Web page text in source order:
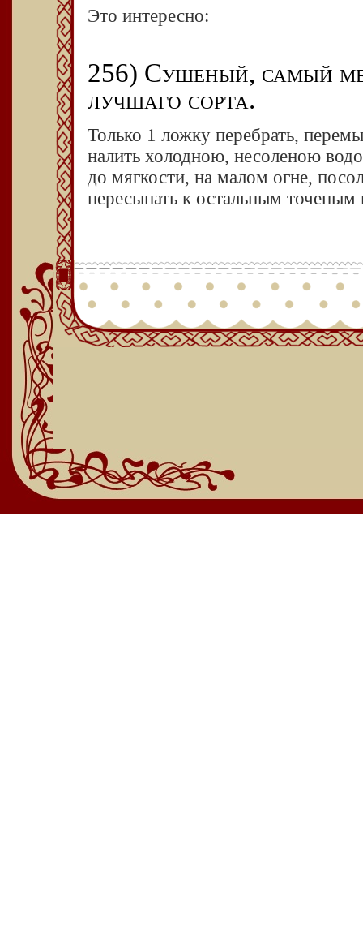
Это интересно:
256) Сушеный, самый
лучшаго сорта.
Только 1 ложку перебрать,
налить холодною, несоленою
до мягкости, на малом огне,
пересыпать к остальным точеным